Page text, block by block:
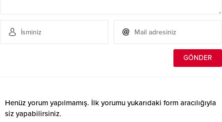
Henüz yorum yapılmamış. İlk yorumu yukarıdaki form aracılığıyla
siz yapabilirsiniz.